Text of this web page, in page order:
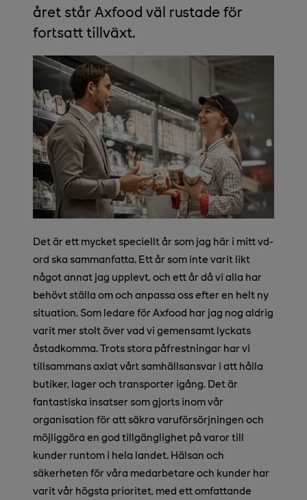
året står Axfood väl rustade för
fortsatt tillväxt.
Det är ett mycket speciellt år som jag här i mitt vd-
ord ska sammanfatta. Ett år som inte varit likt
något annat jag upplevt, och ett år då vi alla har
behövt ställa om och anpassa oss efter en helt ny
situation. Som ledare för Axfood har jag nog aldrig
varit mer stolt över vad vi gemensamt lyckats
åstadkomma. Trots stora påfrestningar har vi
tillsammans axlat vårt samhällsansvar i att hålla
butiker, lager och transporter igång. Det är
fantastiska insatser som gjorts inom vår
organisation för att säkra varuförsörjningen och
möjliggöra en god tillgänglighet på varor till
kunder runtom i hela landet. Hälsan och
säkerheten för våra medarbetare och kunder har
varit vår högsta prioritet, med ett omfattande